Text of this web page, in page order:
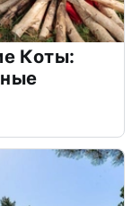
Коты: